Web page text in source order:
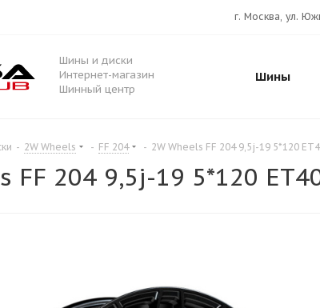
г. Москва, ул.
Шины и диски
Интернет-магазин
Шинный центр
Шины
- 2W Wheels - FF 204 - 2W Wheels FF 204 9,5j-19 5*120
FF 204 9,5j-19 5*120